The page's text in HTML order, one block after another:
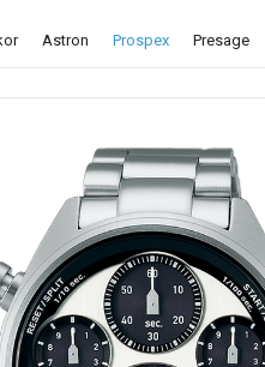
Astron Prospex Presage